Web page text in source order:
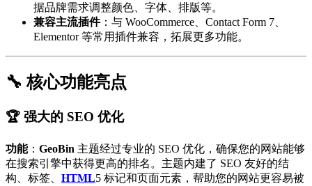
据品牌需求调整颜色、字体、排版等。
兼容主流插件：与 WooCommerce、Contact Form 7、
Elementor 等常用插件兼容，拓展更多功能。
🔧 核心功能亮点
🏆 强大的 SEO 优化
功能： GeoBin 主题经过专业的 SEO 优化，确保您的网站能够
在搜索引擎中获得更高的排名。主题内建了 SEO 友好的结
构、标签、 HTML5 标记和页面元素，帮助您的网站更容易被